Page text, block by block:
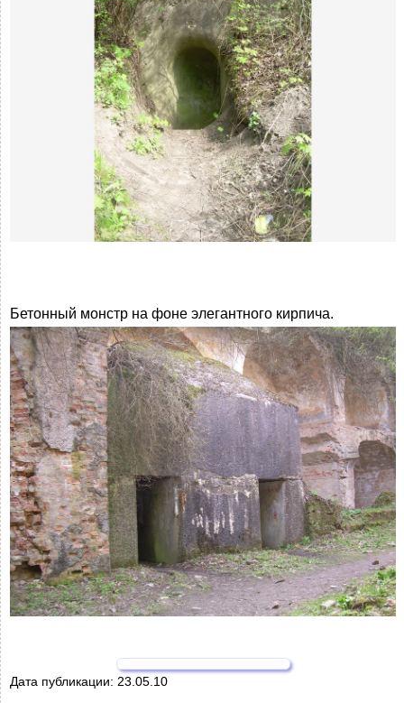
Бетонный монстр на фоне элегантного кирпича.
Дата публикации: 23.05.10